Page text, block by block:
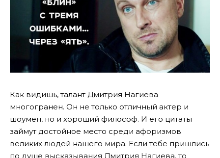
Как видишь, талант Дмитрия Нагиева
многогранен. Он не только отличный актер и
шоумен, но и хороший философ. И его цитаты
займут достойное место среди афоризмов
великих людей нашего мира. Если тебе пришлись
по душе высказывания Дмитрия Нагиева, то